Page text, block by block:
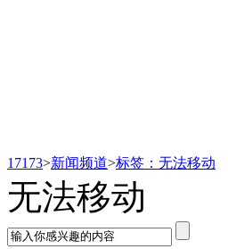
17173>新闻频道>标签：无法移动
无法移动